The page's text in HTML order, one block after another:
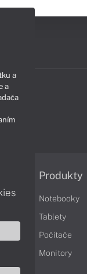
Produkty
Notebooky
Tablety
Počítače
Monitory
a
a